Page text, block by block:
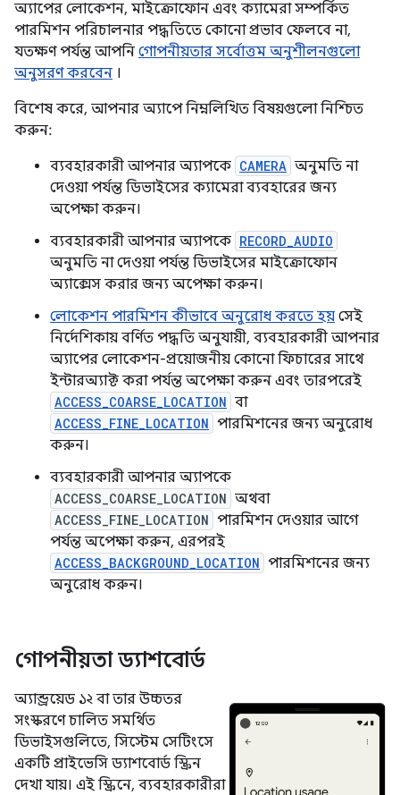
অ্যাপের লোকেশন, মাইক্রোফোন এবং ক্যামেরা সম্পর্কিত
পারমিশন পরিচালনার পদ্ধতিতে কোনো প্রভাব ফেলবে না,
যতক্ষণ পর্যন্ত আপনি গোপনীয়তার সর্বোত্তম অনুশীলনগুলো
অনুসরণ করবেন ।
বিশেষ করে, আপনার অ্যাপে নিম্নলিখিত বিষয়গুলো নিশ্চিত
করুন:
ব্যবহারকারী আপনার অ্যাপকে CAMERA অনুমতি না
দেওয়া পর্যন্ত ডিভাইসের ক্যামেরা ব্যবহারের জন্য
অপেক্ষা করুন।
ব্যবহারকারী আপনার অ্যাপকে RECORD_AUDIO
অনুমতি না দেওয়া পর্যন্ত ডিভাইসের মাইক্রোফোন
অ্যাক্সেস করার জন্য অপেক্ষা করুন।
লোকেশন পারমিশন কীভাবে অনুরোধ করতে হয় সেই
নির্দেশিকায় বর্ণিত পদ্ধতি অনুযায়ী, ব্যবহারকারী আপনার
অ্যাপের লোকেশন-প্রয়োজনীয় কোনো ফিচারের সাথে
ইন্টারঅ্যাক্ট করা পর্যন্ত অপেক্ষা করুন এবং তারপরেই
ACCESS_COARSE_LOCATION বা
ACCESS_FINE_LOCATION পারমিশনের জন্য অনুরোধ
করুন।
ব্যবহারকারী আপনার অ্যাপকে
ACCESS_COARSE_LOCATION অথবা
ACCESS_FINE_LOCATION পারমিশন দেওয়ার আগে
পর্যন্ত অপেক্ষা করুন, এরপরই
ACCESS_BACKGROUND_LOCATION পারমিশনের জন্য
অনুরোধ করুন।
গোপনীয়তা ড্যাশবোর্ড
অ্যান্ড্রয়েড ১২ বা তার উচ্চতর
সংস্করণে চালিত সমর্থিত
ডিভাইসগুলিতে, সিস্টেম সেটিংসে
একটি প্রাইভেসি ড্যাশবোর্ড স্ক্রিন
দেখা যায়। এই স্ক্রিনে, ব্যবহারকারীরা